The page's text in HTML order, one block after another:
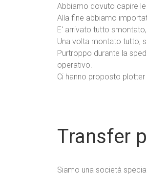
Abbiamo dovuto capire
Alla fine abbiamo
E' arrivato tutto
Una volta montato tutto,
Purtroppo durante la
operativo.
Ci hanno proposto
Transfer
Siamo una società